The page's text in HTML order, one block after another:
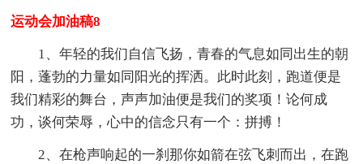
运动会加油稿8
1、年轻的我们自信飞扬，青春的气息如同出生的朝
阳，蓬勃的力量如同阳光的挥洒。此时此刻，跑道便是
我们精彩的舞台，声声加油便是我们的奖项！论何成
功，谈何荣辱，心中的信念只有一个：拼搏！
2、在枪声响起的一刹那你如箭在弦飞刺而出，在跑